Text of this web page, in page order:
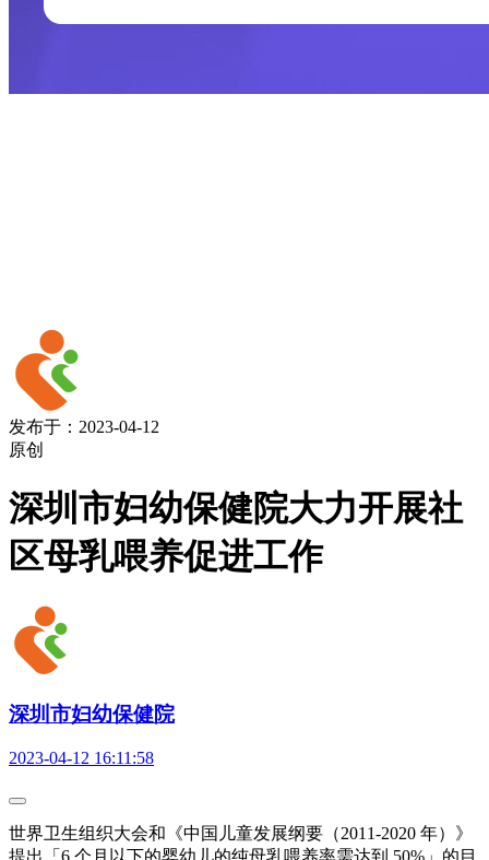
发布于：2023-04-12
原创
深圳市妇幼保健院大力开展社
区母乳喂养促进工作
深圳市妇幼保健院
2023-04-12 16:11:58
世界卫生组织大会和《中国儿童发展纲要（2011-2020 年）》